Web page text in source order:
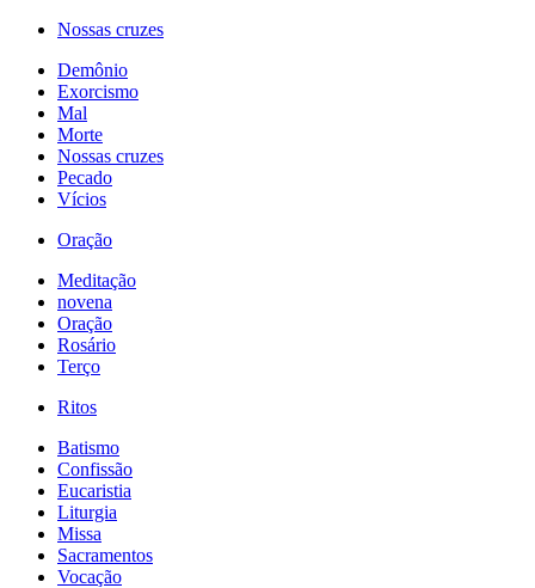
Nossas cruzes
Demônio
Exorcismo
Mal
Morte
Nossas cruzes
Pecado
Vícios
Oração
Meditação
novena
Oração
Rosário
Terço
Ritos
Batismo
Confissão
Eucaristia
Liturgia
Missa
Sacramentos
Vocação